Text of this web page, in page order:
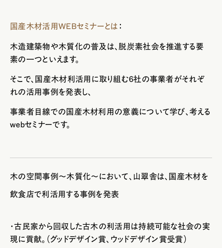
国産木材活用WEBセミナーとは ：
木造建築物や木質化の普及は、脱炭素社会を推進する要
素の一つといえます。
そこで、国産木材利活用に取り組む6社の事業者がそれぞ
れの活用事例を発表し、
事業者目線での国産木材利用の意義について学び、考える
webセミナーです。
木の空間事例～木質化～において、 山翠舎は、国産木材を
飲食店で利活用する事例を発表
・古民家から回収した古木の利活用は持続可能な社会の実
現に貢献。（グッドデザイン賞、ウッドデザイン賞受賞）